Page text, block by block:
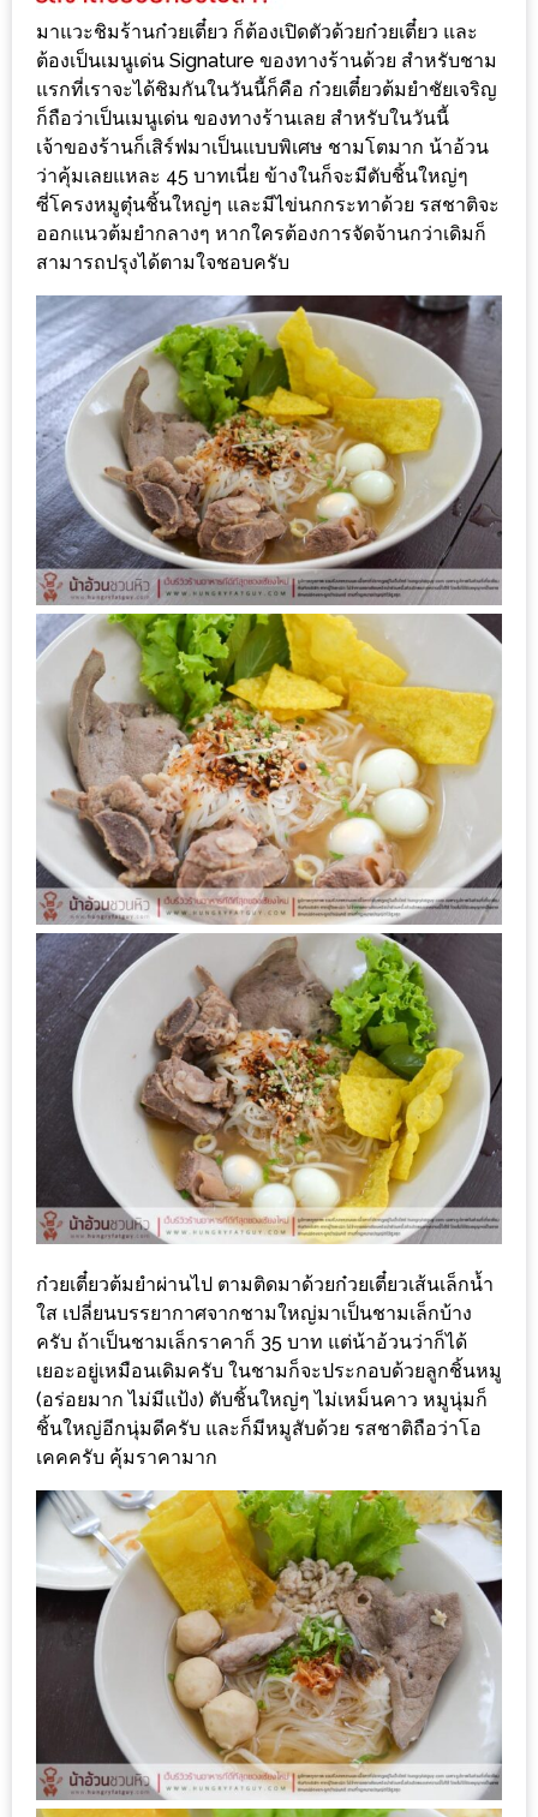
200
บาท
ชี้
เบาะแส
ความ
อร่อย
น้า
อ้วน
ชวน
หิว
ติดต่อ
น้า
อ้วน
ติดต่อ
อ้วน
น้า
อ้วน
ชวน
คุย
นโยบาย
ความ
เป็น
ตัว
นโยบาย
ความ
ส่วน
ตัว
ประกาศ
ผล
ผู้
โชค
ดี
กับ
น้า
อ้วน
ครั้ง
เพื่อน
มา
ม่วน
มาแวะชิมร้านก๋วยเตี๋ยว ก็ต้องเปิดตัวด้วยก๋วยเตี๋ยว และ
ต้องเป็นเมนูเด่น Signature ของทางร้านด้วย สำหรับชาม
แรกที่เราจะได้ชิมกันในวันนี้ก็คือ ก๋วยเตี๋ยวต้มยำชัยเจริญ
ก็ถือว่าเป็นเมนูเด่น ของทางร้านเลย สำหรับในวันนี้
เจ้าของร้านก็เสิร์ฟมาเป็นแบบพิเศษ ชามโตมาก น้าอ้วน
ว่าคุ้มเลยแหละ 45 บาทเนี่ย ข้างในก็จะมีตับชิ้นใหญ่ๆ
ซี่โครงหมูตุ๋นชิ้นใหญ่ๆ และมีไข่นกกระทาด้วย รสชาติจะ
ออกแนวต้มยำกลางๆ หากใครต้องการจัดจ้านกว่าเดิมก็
สามารถปรุงได้ตามใจชอบครับ
ก๋วยเตี๋ยวต้มยำผ่านไป ตามติดมาด้วยก๋วยเตี๋ยวเส้นเล็กน้ำ
ใส เปลี่ยนบรรยากาศจากชามใหญ่มาเป็นชามเล็กบ้าง
ครับ ถ้าเป็นชามเล็กราคาก็ 35 บาท แต่น้าอ้วนว่าก็ได้
เยอะอยู่เหมือนเดิมครับ ในชามก็จะประกอบด้วยลูกชิ้นหมู
(อร่อยมาก ไม่มีแป้ง) ตับชิ้นใหญ่ๆ ไม่เหม็นคาว หมูนุ่มก็
ชิ้นใหญ่อีกนุ่มดีครับ และก็มีหมูสับด้วย รสชาติถือว่าโอ
เคคครับ คุ้มราคามาก